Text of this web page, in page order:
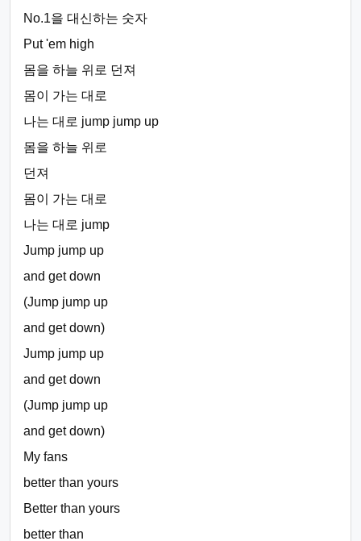
No.1을 대신하는 숫자
Put 'em high
몸을 하늘 위로 던져
몸이 가는 대로
나는 대로 jump jump up
몸을 하늘 위로
던져
몸이 가는 대로
나는 대로 jump
Jump jump up
and get down
(Jump jump up
and get down)
Jump jump up
and get down
(Jump jump up
and get down)
My fans
better than yours
Better than yours
better than